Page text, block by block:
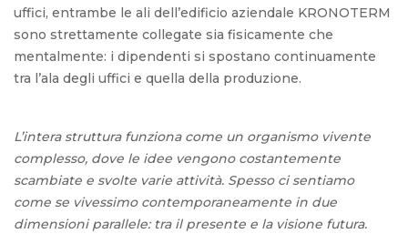
uffici, entrambe le ali dell’edificio aziendale KRONOTERM
sono strettamente collegate sia fisicamente che
mentalmente: i dipendenti si spostano continuamente
tra l’ala degli uffici e quella della produzione.
L’intera struttura funziona come un organismo vivente
complesso, dove le idee vengono costantemente
scambiate e svolte varie attività. Spesso ci sentiamo
come se vivessimo contemporaneamente in due
dimensioni parallele: tra il presente e la visione futura.